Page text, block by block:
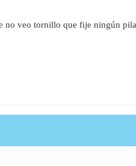
no veo tornillo que fije ningún